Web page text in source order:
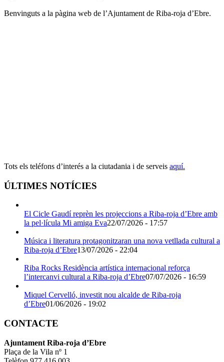
Benvinguts a la pàgina web de l’Ajuntament de Riba-roja d’Ebre.
Tots els teléfons d’interés a la ciutadania i de serveis aquí.
ÚLTIMES NOTÍCIES
El Cicle Gaudí reprèn les projeccions a Riba-roja d’Ebre amb
la pel·lícula Mi amiga Eva22/07/2026 - 17:57
Música i literatura protagonitzaran una nova vetllada cultural a
Riba-roja d’Ebre13/07/2026 - 22:04
Riba Rocks Residència artística internacional reforça
l’intercanvi cultural a Riba-roja d’Ebre07/07/2026 - 16:59
Miquel Cervelló, investit nou alcalde de Riba-roja
d’Ebre01/06/2026 - 19:02
CONTACTE
Ajuntament Riba-roja d’Ebre
Plaça de la Vila nº 1